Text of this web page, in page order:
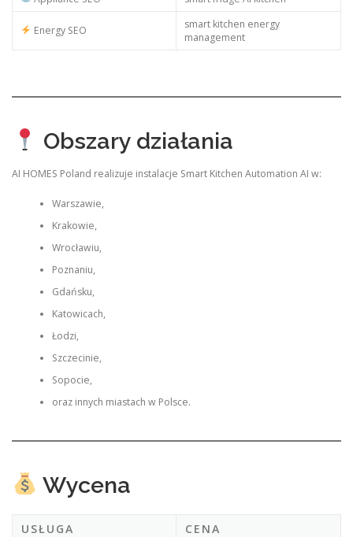
Energy SEO
smart kitchen energy
management
Obszary działania
AI HOMES Poland realizuje instalacje Smart Kitchen Automation AI w:
Warszawie,
Krakowie,
Wrocławiu,
Poznaniu,
Gdańsku,
Katowicach,
Łodzi,
Szczecinie,
Sopocie,
oraz innych miastach w Polsce.
Wycena
USŁUGA CENA